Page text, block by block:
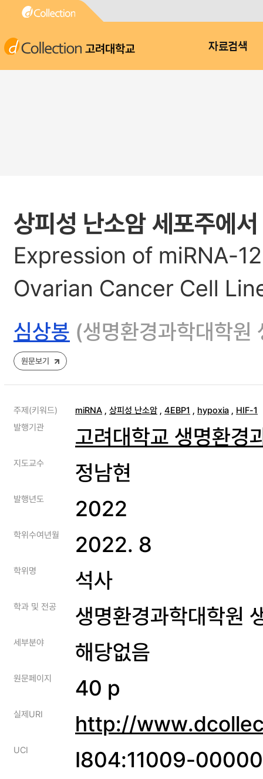
고려대학교 자료검색
상피성 난소암 세포주에
Expression of miRNA-
Ovarian Cancer Cell
심상봉 (생명환경과학대학원
원문보기
주제(키워드) miRNA , 상피성 난소암 , 4EBP1 , hypoxia , HIF-1
발행기관
고려대학교 생명환경
지도교수 정남현
발행년도 2022
학위수여년월 2022. 8
학위명 석사
학과 및 전공 생명환경과학대학원
세부분야 해당없음
원문페이지 40 p
실제URI http://
UCI I804:11009-